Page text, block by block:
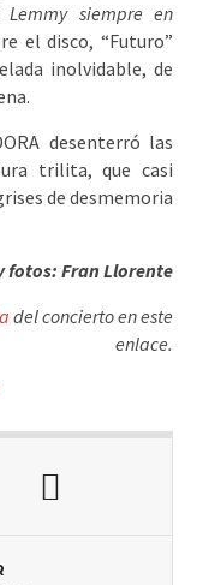
siempre en
el disco, “Futuro”
inolvidable, de
desenterró las
trilita, que casi
de desmemoria
fotos: Fran Llorente
del concierto en este
enlace.